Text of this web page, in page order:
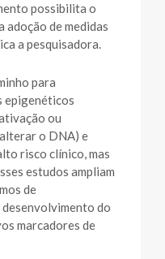
possibilita o
de medidas
a pesquisadora.
para
epigenéticos
ou
o DNA) e
risco clínico, mas
estudos ampliam
de
do
marcadores de